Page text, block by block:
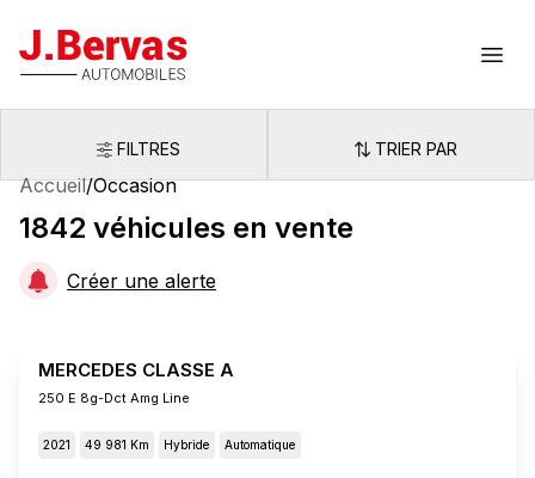
J.Bervas
Filtres
FILTRES Trier par
TRIER PAR
Accueil/Occasion
1842 véhicules en vente
Créer une alerte
MERCEDES CLASSE A
250 E 8g-Dct Amg Line
2021 49 981 Km Hybride Automatique